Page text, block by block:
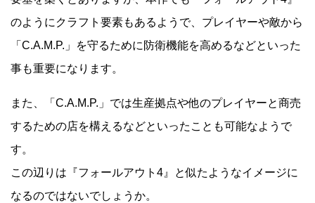
のようにクラフト要素もあるようで、プレイヤーや敵から
「C.A.M.P.」を守るために防衛機能を高めるなどといった
事も重要になります。
また、「C.A.M.P.」では生産拠点や他のプレイヤーと商売
するための店を構えるなどといったことも可能なようで
す。
この辺りは『フォールアウト4』と似たようなイメージに
なるのではないでしょうか。